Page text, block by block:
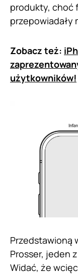
produkty, choć
przepowiadały
Zobacz też:
użytkowników!
Przedstawioną
Prosser, jeden
Widać, że